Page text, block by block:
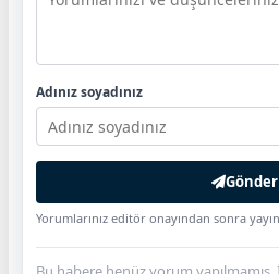
Adınız soyadınız
Gönder
Yorumlarınız editör onayından sonra